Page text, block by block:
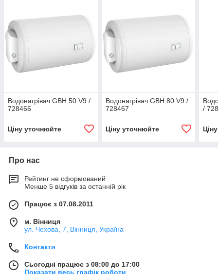
Водонагрівач GBH 50 V9 /
728466
Ціну уточнюйте
Водонагрівач GBH 80 V9 /
728467
Ціну уточнюйте
/
Про нас
Рейтинг не сформований
Менше 5 відгуків за останній рік
Працює з 07.08.2011
м. Вінниця
ул. Чехова, 7, Вінниця, Україна
Контакти
Сьогодні працює з 08:00 до 17:00
Показати весь графік роботи